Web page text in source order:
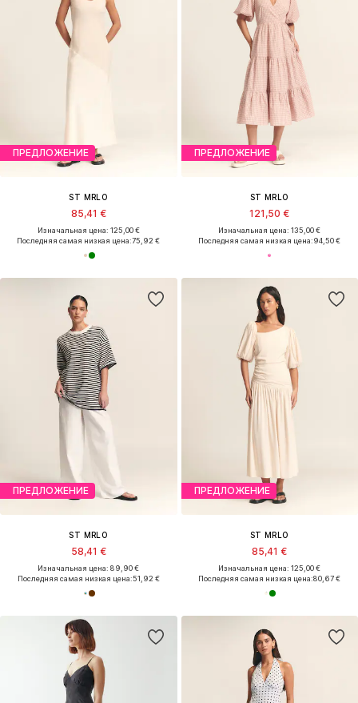
ПРЕДЛОЖЕНИЕ
ST MRLO
85,41 €
Изначальная цена: 125,00 €
Последняя самая низкая цена:75,92 €
ПРЕДЛОЖЕНИЕ
ST MRLO
121,50 €
Изначальная цена: 135,00 €
Последняя самая низкая цена:94,50 €
ПРЕДЛОЖЕНИЕ
ST MRLO
58,41 €
Изначальная цена: 89,90 €
Последняя самая низкая цена:51,92 €
ПРЕДЛОЖЕНИЕ
ST MRLO
85,41 €
Изначальная цена: 125,00 €
Последняя самая низкая цена:80,67 €